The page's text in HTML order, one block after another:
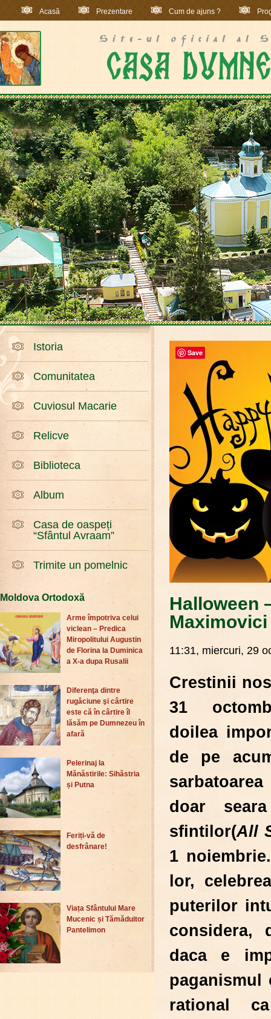
Acasă Prezentare Cum de ajuns ?
Istoria
Comunitatea
Cuviosul Macarie
Relicve
Biblioteca
Album
Casa de oaspeți
“Sfântul Avraam”
Trimite un pomelnic
Moldova Ortodoxă
Arme împotriva celui
viclean – Predica
Miropolitului Augustin
de Florina la Duminica
a X-a dupa Rusalii
Diferenţa dintre
rugăciune şi cârtire
este că în cârtire îl
lăsăm pe Dumnezeu în
afară
Pelerinaj la
Mănăstirile: Sihăstria
și Putna
Feriți-vă de
desfrânare!
Viața Sfântului Mare
Mucenic și Tămăduitor
Pantelimon
Halloween
11:31, miercuri, 29
Crestinii
31
doilea
de pe
doar
sfintilor(All
1
lor,
puterilor
considera,
daca e
paganismul
rational
Save